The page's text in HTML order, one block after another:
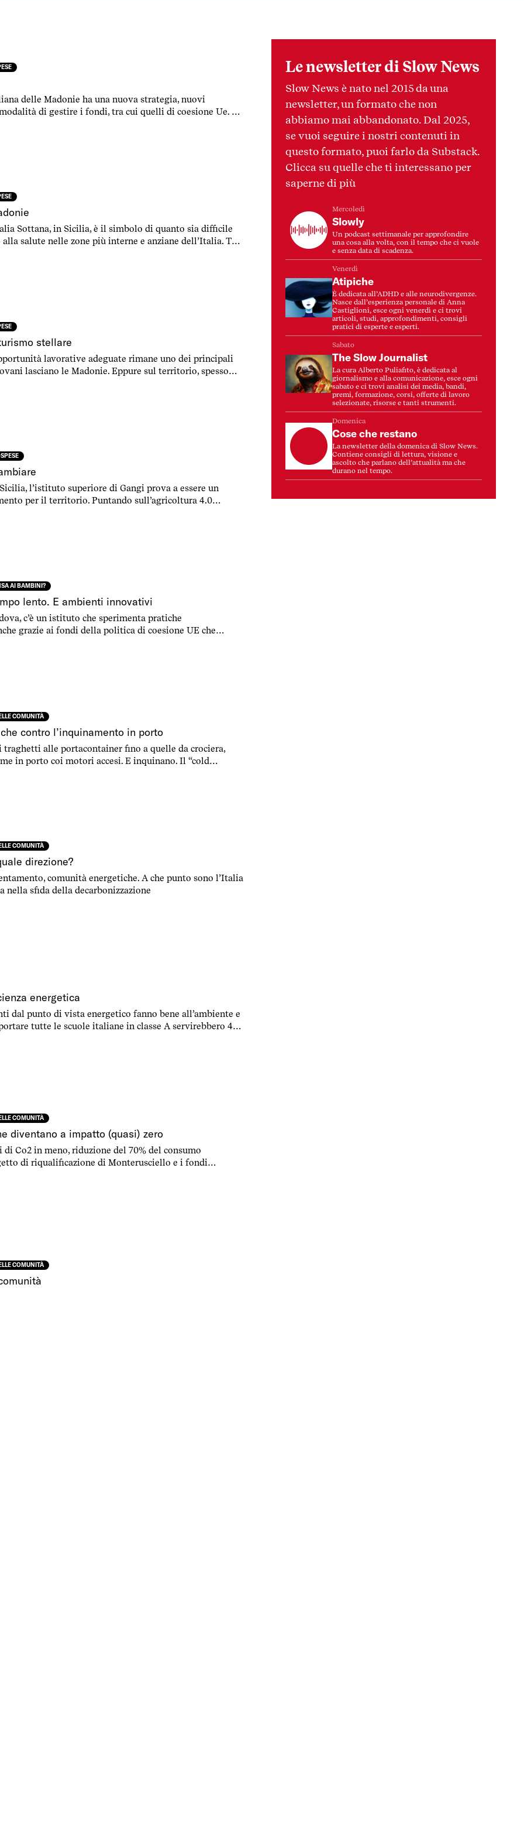
delle Madonie ha una nuova strategia, nuovi
di gestire i fondi, tra cui quelli di coesione Ue. La
tra enti locali, invece, è sempre la stessa, da decenni.
Sottana, in Sicilia, è il simbolo di quanto sia difficile
salute nelle zone più interne e anziane dell’Italia. Tra
pensione e fondi Ue che arrivano sul territorio, un
stellare
lavorative adeguate rimane uno dei principali
lasciano le Madonie. Eppure sul territorio, spesso
Ue, qualcosa si muove.
l’istituto superiore di Gangi prova a essere un
per il territorio. Puntando sull’agricoltura 4.0
di coesione UE.
AI BAMBINI?
lento. E ambienti innovativi
c’è un istituto che sperimenta pratiche
grazie ai fondi della politica di coesione UE che
COMUNITÀ
contro l’inquinamento in porto
traghetti alle portacontainer fino a quelle da crociera,
in porto coi motori accesi. E inquinano. Il “cold
in diversi casi da fondi UE, potrebbe essere la soluzione
COMUNITÀ
direzione?
comunità energetiche. A che punto sono l’Italia
nella sfida della decarbonizzazione
energetica
dal punto di vista energetico fanno bene all’ambiente e
tutte le scuole italiane in classe A servirebbero 40
sarebbero moltissimi. Le risorse europee possono
COMUNITÀ
diventano a impatto (quasi) zero
di Co2 in meno, riduzione del 70% del consumo
di riqualificazione di Monterusciello e i fondi
COMUNITÀ
Le newsletter di Slow News
Slow News è nato nel 2015 da una
newsletter, un formato che non
abbiamo mai abbandonato. Dal 2025,
se vuoi seguire i nostri contenuti in
questo formato, puoi farlo da Substack.
Clicca su quelle che ti interessano per
saperne di più
Mercoledì
Slowly
Un podcast settimanale per approfondire
una cosa alla volta, con il tempo che ci vuole
e senza data di scadenza.
Venerdì
Atipiche
È dedicata all’ADHD e alle neurodivergenze.
Nasce dall’esperienza personale di Anna
Castiglioni, esce ogni venerdì e ci trovi
articoli, studi, approfondimenti, consigli
pratici di esperte e esperti.
Sabato
The Slow Journalist
La cura Alberto Puliafito, è dedicata al
giornalismo e alla comunicazione, esce ogni
sabato e ci trovi analisi dei media, bandi,
premi, formazione, corsi, offerte di lavoro
selezionate, risorse e tanti strumenti.
Domenica
Cose che restano
La newsletter della domenica di Slow News.
Contiene consigli di lettura, visione e
ascolto che parlano dell’attualità ma che
durano nel tempo.